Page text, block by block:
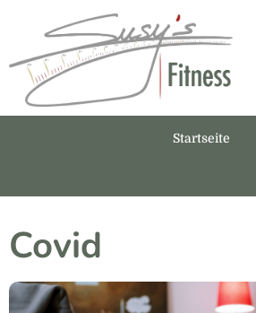
Startseite
Covid